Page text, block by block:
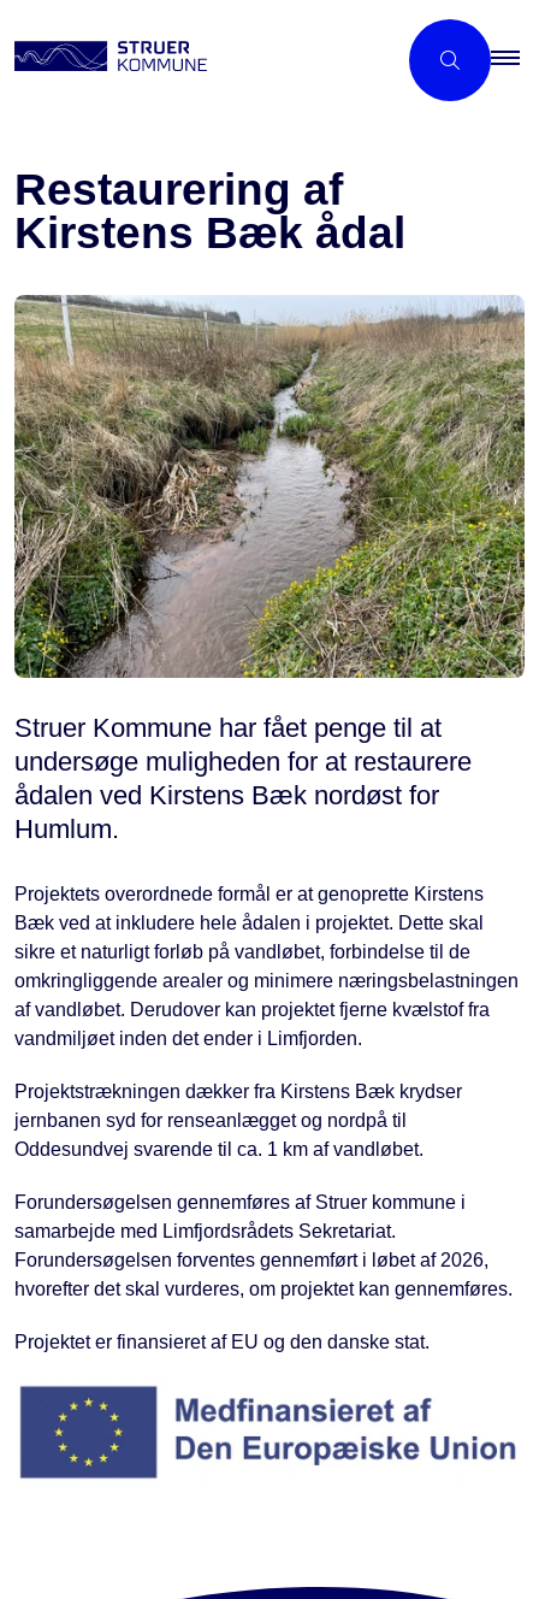
Restaurering af
Kirstens Bæk ådal
Struer Kommune har fået penge til at
undersøge muligheden for at restaurere
ådalen ved Kirstens Bæk nordøst for
Humlum.
Projektets overordnede formål er at genoprette Kirstens
Bæk ved at inkludere hele ådalen i projektet. Dette skal
sikre et naturligt forløb på vandløbet, forbindelse til de
omkringliggende arealer og minimere næringsbelastningen
af vandløbet. Derudover kan projektet fjerne kvælstof fra
vandmiljøet inden det ender i Limfjorden.
Projektstrækningen dækker fra Kirstens Bæk krydser
jernbanen syd for renseanlægget og nordpå til
Oddesundvej svarende til ca. 1 km af vandløbet.
Forundersøgelsen gennemføres af Struer kommune i
samarbejde med Limfjordsrådets Sekretariat.
Forundersøgelsen forventes gennemført i løbet af 2026,
hvorefter det skal vurderes, om projektet kan gennemføres.
Projektet er finansieret af EU og den danske stat.